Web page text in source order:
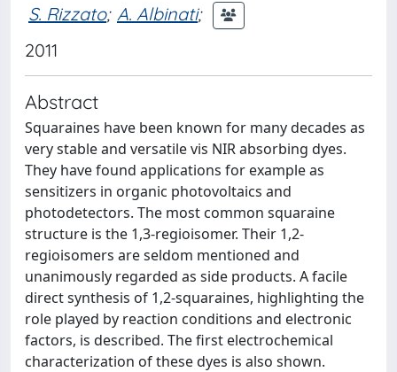
S. Rizzato; A. Albinati;
2011
Abstract
Squaraines have been known for many decades as
very stable and versatile vis NIR absorbing dyes.
They have found applications for example as
sensitizers in organic photovoltaics and
photodetectors. The most common squaraine
structure is the 1,3-regioisomer. Their 1,2-
regioisomers are seldom mentioned and
unanimously regarded as side products. A facile
direct synthesis of 1,2-squaraines, highlighting the
role played by reaction conditions and electronic
factors, is described. The first electrochemical
characterization of these dyes is also shown.